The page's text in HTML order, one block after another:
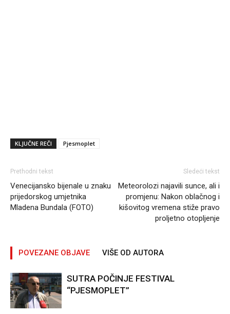
KLJUČNE REČI Pjesmoplet
Prethodni tekst
Venecijansko bijenale u znaku
prijedorskog umjetnika
Mladena Bundala (FOTO)
Sledeći tekst
Meteorolozi najavili sunce, ali i
promjenu: Nakon oblačnog i
kišovitog vremena stiže pravo
proljetno otopljenje
POVEZANE OBJAVE VIŠE OD AUTORA
SUTRA POČINJE FESTIVAL
“PJESMOPLET”